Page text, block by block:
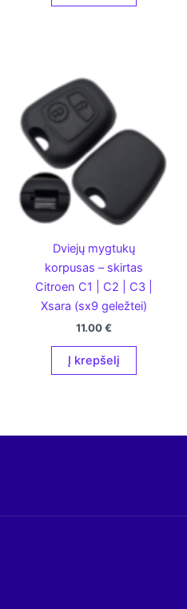
Dviejų mygtukų
korpusas – skirtas
Citroen C1 | C2 | C3 |
Xsara (sx9 geležtei)
11.00€
Į krepšelį